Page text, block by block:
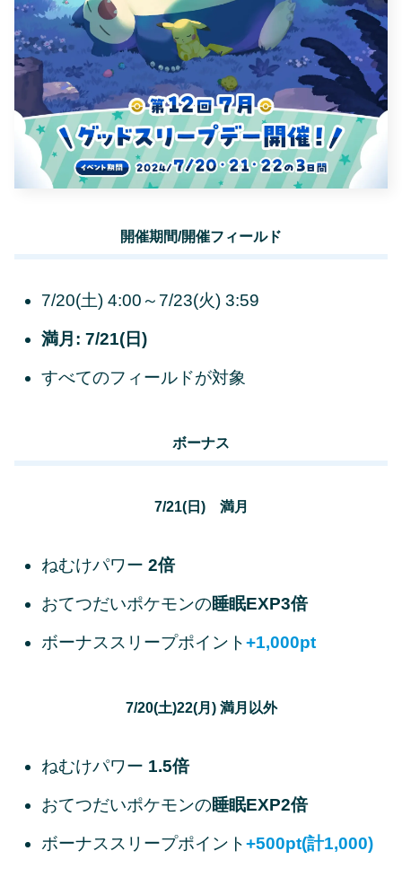
開催期間/開催フィールド
7/20(土) 4:00～7/23(火) 3:59
満月: 7/21(日)
すべてのフィールドが対象
ボーナス
7/21(日) 満月
ねむけパワー 2倍
おてつだいポケモンの睡眠EXP3倍
ボーナススリープポイント+1,000pt
7/20(土)22(月) 満月以外
ねむけパワー 1.5倍
おてつだいポケモンの睡眠EXP2倍
ボーナススリープポイント+500pt(計1,000)